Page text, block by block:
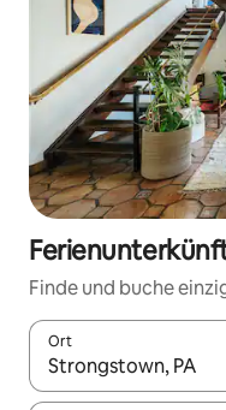
Finde und buche
Ort
Wenn Ergebnisse